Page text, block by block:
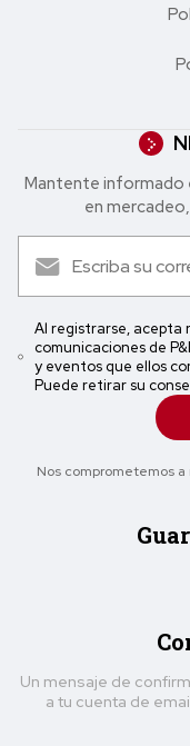
Mantente informado
en
Al registrarse, acepta
comunicaciones de
y eventos que ellos
Puede retirar su
Nos comprometemos
Un mensaje de
a tu cuenta de